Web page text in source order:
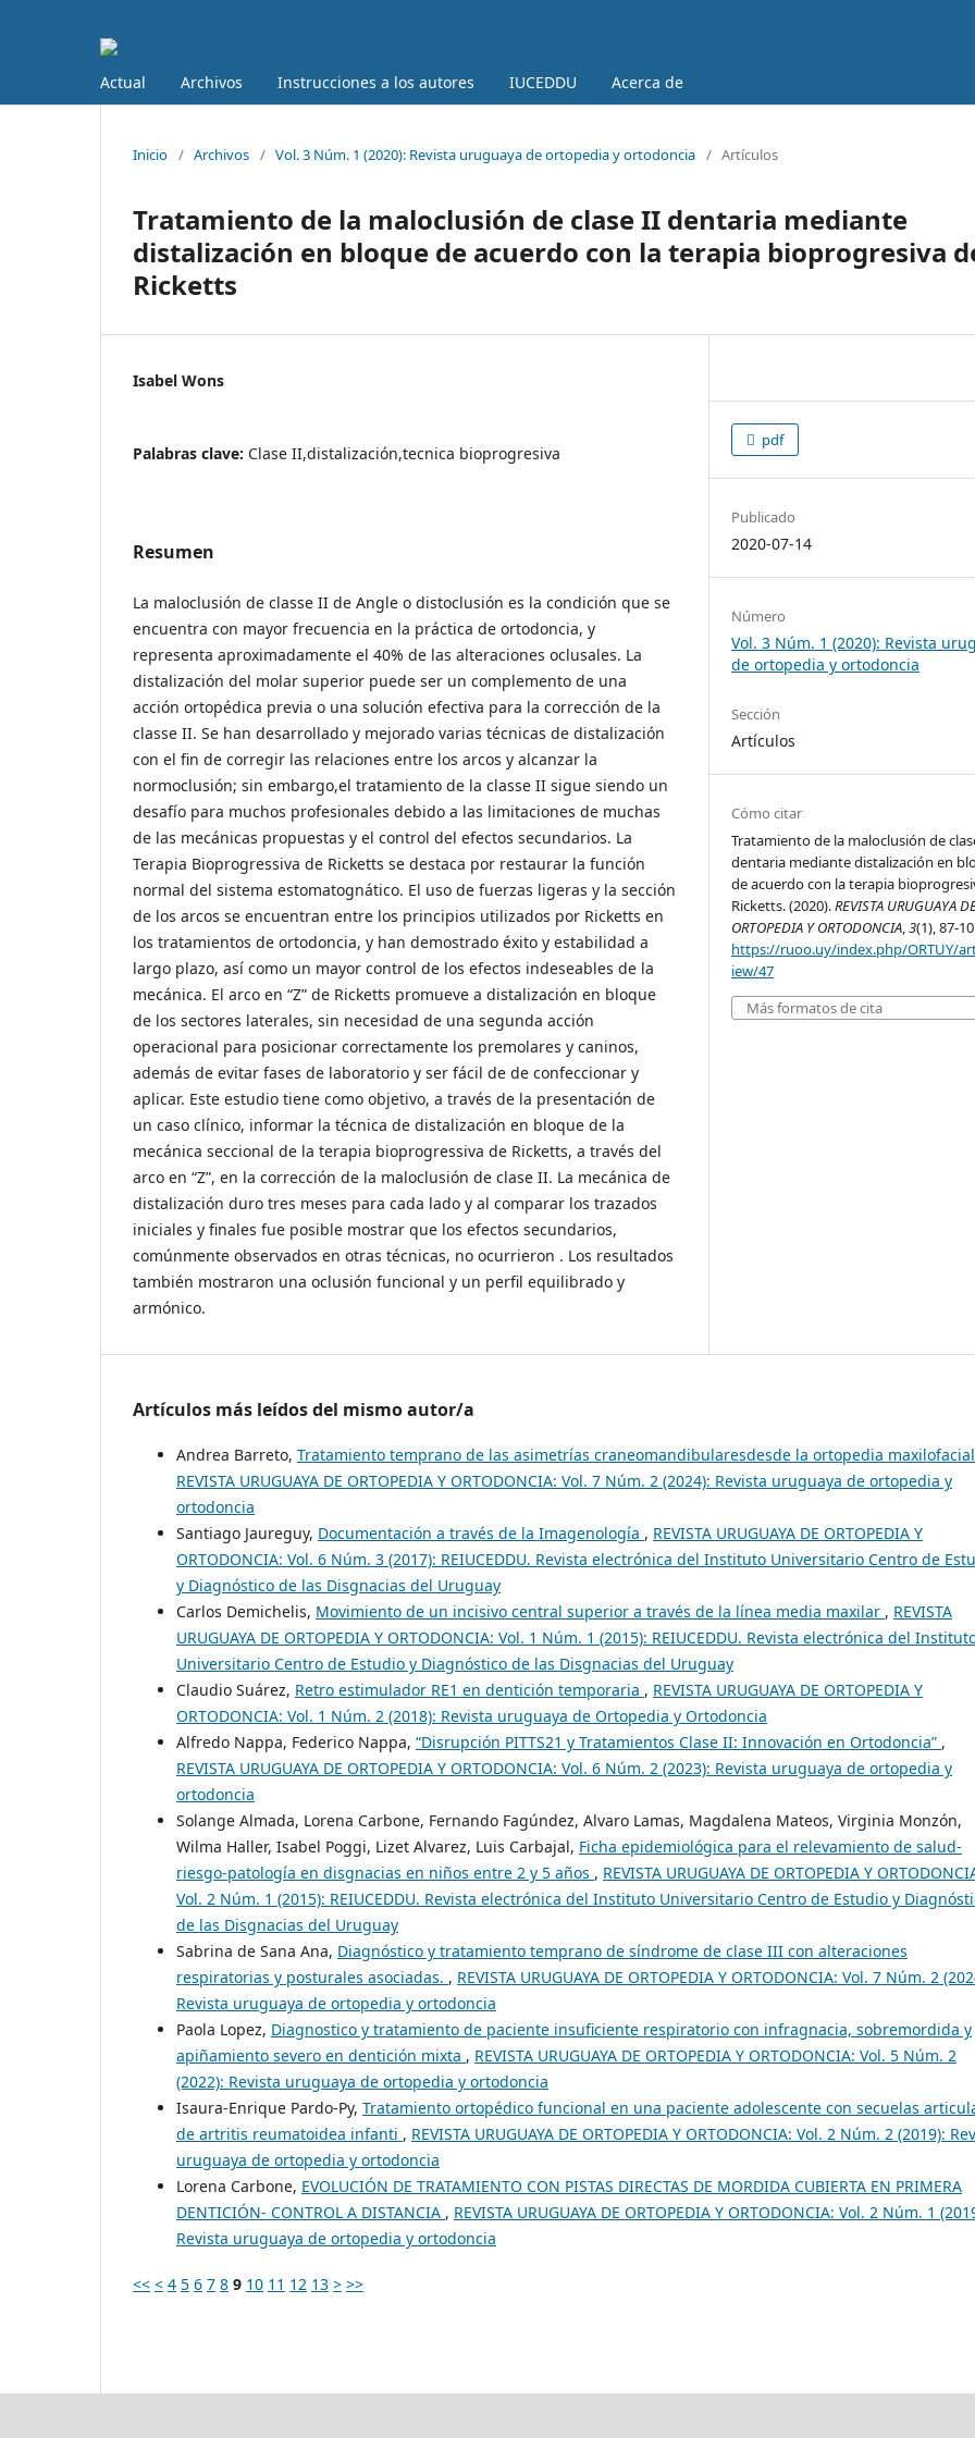
Actual Archivos Instrucciones a los autores IUCEDDU Acerca de
Inicio / Archivos / Vol. 3 Núm. 1 (2020): Revista uruguaya de ortopedia y ortodoncia / Artículos
Tratamiento de la maloclusión de clase II dentaria mediante
distalización en bloque de acuerdo con la terapia bioprogresiva
Ricketts
Isabel Wons
Palabras clave: Clase II,distalización,tecnica bioprogresiva
Resumen
La maloclusión de classe II de Angle o distoclusión es la condición que se
encuentra con mayor frecuencia en la práctica de ortodoncia, y
representa aproximadamente el 40% de las alteraciones oclusales. La
distalización del molar superior puede ser un complemento de una
acción ortopédica previa o una solución efectiva para la corrección de la
classe II. Se han desarrollado y mejorado varias técnicas de distalización
con el fin de corregir las relaciones entre los arcos y alcanzar la
normoclusión; sin embargo,el tratamiento de la classe II sigue siendo un
desafío para muchos profesionales debido a las limitaciones de muchas
de las mecánicas propuestas y el control del efectos secundarios. La
Terapia Bioprogressiva de Ricketts se destaca por restaurar la función
normal del sistema estomatognático. El uso de fuerzas ligeras y la sección
de los arcos se encuentran entre los principios utilizados por Ricketts en
los tratamientos de ortodoncia, y han demostrado éxito y estabilidad a
largo plazo, así como un mayor control de los efectos indeseables de la
mecánica. El arco en “Z” de Ricketts promueve a distalización en bloque
de los sectores laterales, sin necesidad de una segunda acción
operacional para posicionar correctamente los premolares y caninos,
además de evitar fases de laboratorio y ser fácil de de confeccionar y
aplicar. Este estudio tiene como objetivo, a través de la presentación de
un caso clínico, informar la técnica de distalización en bloque de la
mecánica seccional de la terapia bioprogressiva de Ricketts, a través del
arco en “Z”, en la corrección de la maloclusión de clase II. La mecánica de
distalización duro tres meses para cada lado y al comparar los trazados
iniciales y finales fue posible mostrar que los efectos secundarios,
comúnmente observados en otras técnicas, no ocurrieron . Los resultados
también mostraron una oclusión funcional y un perfil equilibrado y
armónico.
pdf
Publicado
2020-07-14
Número
Vol. 3 Núm. 1 (2020): Revista
de ortopedia y ortodoncia
Sección
Artículos
Cómo citar
Tratamiento de la maloclusión de
dentaria mediante distalización en
de acuerdo con la terapia
Ricketts. (2020).REVISTA URUGUAYA
ORTOPEDIA Y ORTODONCIA,3(1), 87-
https://ruoo.uy/index.php/ORTUY/
iew/47
Más formatos de cita
Artículos más leídos del mismo autor/a
Andrea Barreto, Tratamiento temprano de las asimetrías craneomandibularesdesde la ortopedia
REVISTA URUGUAYA DE ORTOPEDIA Y ORTODONCIA: Vol. 7 Núm. 2 (2024): Revista uruguaya de ortopedia y
ortodoncia
Santiago Jaureguy, Documentación a través de la Imagenología , REVISTA URUGUAYA DE ORTOPEDIA Y
ORTODONCIA: Vol. 6 Núm. 3 (2017): REIUCEDDU. Revista electrónica del Instituto Universitario Centro de
y Diagnóstico de las Disgnacias del Uruguay
Carlos Demichelis, Movimiento de un incisivo central superior a través de la línea media maxilar , REVISTA
URUGUAYA DE ORTOPEDIA Y ORTODONCIA: Vol. 1 Núm. 1 (2015): REIUCEDDU. Revista electrónica del
Universitario Centro de Estudio y Diagnóstico de las Disgnacias del Uruguay
Claudio Suárez, Retro estimulador RE1 en dentición temporaria , REVISTA URUGUAYA DE ORTOPEDIA Y
ORTODONCIA: Vol. 1 Núm. 2 (2018): Revista uruguaya de Ortopedia y Ortodoncia
Alfredo Nappa, Federico Nappa, “Disrupción PITTS21 y Tratamientos Clase II: Innovación en Ortodoncia” ,
REVISTA URUGUAYA DE ORTOPEDIA Y ORTODONCIA: Vol. 6 Núm. 2 (2023): Revista uruguaya de ortopedia y
ortodoncia
Solange Almada, Lorena Carbone, Fernando Fagúndez, Alvaro Lamas, Magdalena Mateos, Virginia Monzón,
Wilma Haller, Isabel Poggi, Lizet Alvarez, Luis Carbajal, Ficha epidemiológica para el relevamiento de salud-
riesgo-patología en disgnacias en niños entre 2 y 5 años , REVISTA URUGUAYA DE ORTOPEDIA Y
Vol. 2 Núm. 1 (2015): REIUCEDDU. Revista electrónica del Instituto Universitario Centro de Estudio y
de las Disgnacias del Uruguay
Sabrina de Sana Ana, Diagnóstico y tratamiento temprano de síndrome de clase III con alteraciones
respiratorias y posturales asociadas. , REVISTA URUGUAYA DE ORTOPEDIA Y ORTODONCIA: Vol. 7 Núm. 2
Revista uruguaya de ortopedia y ortodoncia
Paola Lopez, Diagnostico y tratamiento de paciente insuficiente respiratorio con infragnacia, sobremordida y
apiñamiento severo en dentición mixta , REVISTA URUGUAYA DE ORTOPEDIA Y ORTODONCIA: Vol. 5 Núm. 2
(2022): Revista uruguaya de ortopedia y ortodoncia
Isaura-Enrique Pardo-Py, Tratamiento ortopédico funcional en una paciente adolescente con secuelas
de artritis reumatoidea infanti , REVISTA URUGUAYA DE ORTOPEDIA Y ORTODONCIA: Vol. 2 Núm. 2 (2019):
uruguaya de ortopedia y ortodoncia
Lorena Carbone, EVOLUCIÓN DE TRATAMIENTO CON PISTAS DIRECTAS DE MORDIDA CUBIERTA EN PRIMERA
DENTICIÓN- CONTROL A DISTANCIA , REVISTA URUGUAYA DE ORTOPEDIA Y ORTODONCIA: Vol. 2 Núm. 1
Revista uruguaya de ortopedia y ortodoncia
<< < 4 5 6 7 8 9 10 11 12 13 > >>